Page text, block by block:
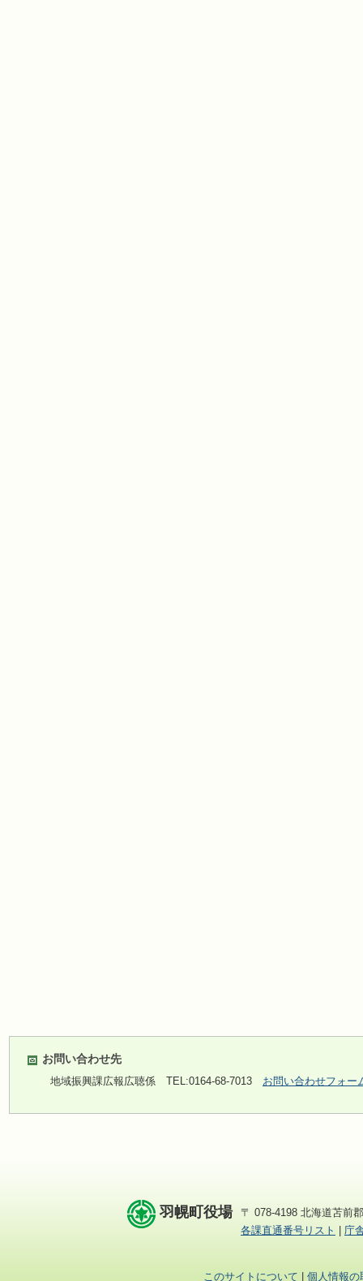
お問い合わせ先
地域振興課広報広聴係 TEL:0164-68-7013 お問い合わせフォー
羽幌町役場
〒 078-4198 北海道苫前
各課直通番号リスト
庁
このサイトについて 個人情報の